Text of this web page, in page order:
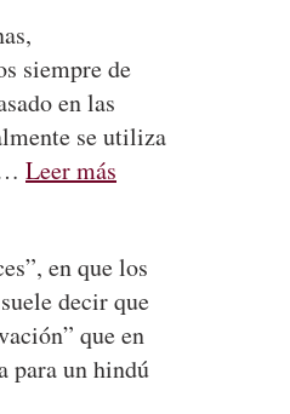
siempre de
en las
se utiliza
Leer más
en que los
decir que
que en
para un hindú